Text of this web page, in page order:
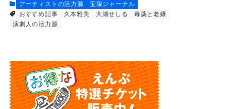
アーティストの活力源
宝塚ジャーナル
おすすめ記事
久本雅美 大湖せしる
毒薬と老嬢
演劇人の活力源